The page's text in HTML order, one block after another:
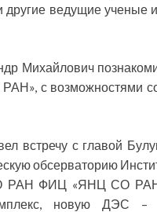
ведущие ученые
Михайлович
с возможностями
встречу с главой
обсерваторию
ФИЦ «ЯНЦ СО РАН»,
новую ДЭС